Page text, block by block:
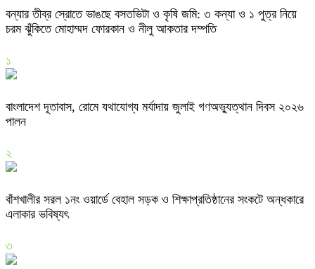
বন্যার তীব্র স্রোতে ভাঙছে বসতভিটা ও কৃষি জমি: ৩ কন্যা ও ১ পুত্র নিয়ে
চরম ঝুঁকিতে মোহাম্মদ ফোরকান ও নীলু আকতার দম্পতি
১
বাংলাদেশ দূতাবাস, রোমে যথাযোগ্য মর্যাদায় জুলাই গণঅভ্যুত্থান দিবস ২০২৬
পালন
২
বাঁশখালীর সরল ১নং ওয়ার্ডে বেহাল সড়ক ও শিক্ষাপ্রতিষ্ঠানের সংকটে অন্ধকারে
এলাকার ভবিষ্যৎ
৩